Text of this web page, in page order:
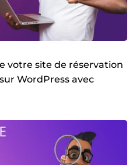
votre site de réservation
WordPress avec